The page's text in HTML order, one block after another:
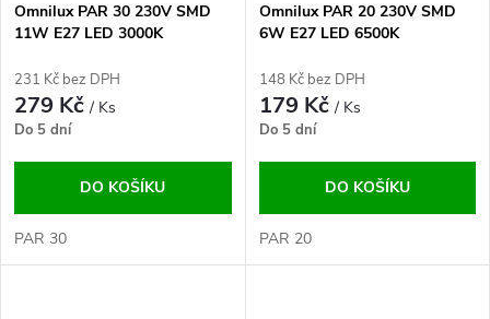
Omnilux PAR 30 230V SMD
11W E27 LED 3000K
231 Kč bez DPH
279 Kč/ Ks
Do 5 dní
DO KOŠÍKU
PAR 30
Omnilux PAR 20 230V SMD
6W E27 LED 6500K
148 Kč bez DPH
179 Kč/ Ks
Do 5 dní
DO KOŠÍKU
PAR 20